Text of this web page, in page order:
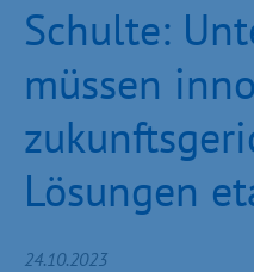
Schulte:
müssen
Lösungen
24.10.2023